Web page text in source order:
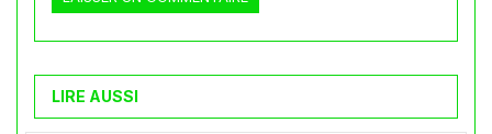
LIRE AUSSI